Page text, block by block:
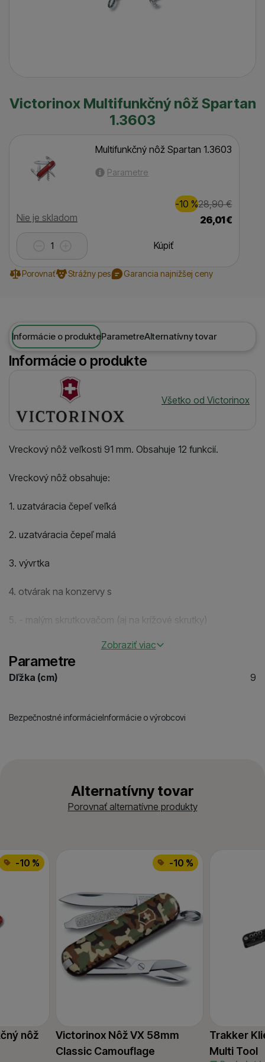
Victorinox Multifunkčný nôž Spartan
1.3603
Dostupnosť
Nie je skladom
Multifunkčný nôž Spartan 1.3603
Parametre
Pôvodná
28,90€
Zľava
3,00€
(
-10 %
)
26,01€
Kúpiť
Porovnať Strážny pes Garancia najnižšej ceny
Informácie o produkteParametreAlternatívny tovar
Informácie o produkte
Výrobca
Všetko od Victorinox
Vreckový nôž veľkosti 91 mm. Obsahuje 12 funkcií.
Vreckový nôž obsahuje:
1. uzatváracia čepeľ veľká
2. uzatváracia čepeľ malá
3. vývrtka
4. otvárak na konzervy s
5. - malým skrutkovačom (aj na krížové skrutky)
7. - skrutkovačom
Zobraziť viac
Parametre
Dľžka (cm) 9
Bezpečnostné informácieInformácie o výrobcovi
Alternatívny tovar
Porovnať alternatívne produkty
-10 %
Victorinox Nôž VX 58mm
Classic Camouflage
Trakker
Multi Tool
-10 %
nôž